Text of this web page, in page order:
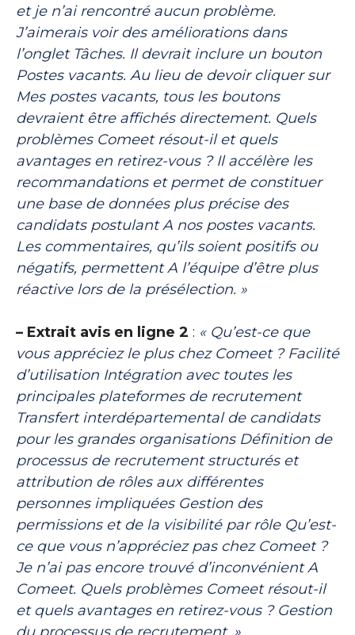
et je n’ai rencontré aucun problème.
J’aimerais voir des améliorations dans
l’onglet Tâches. Il devrait inclure un bouton
Postes vacants. Au lieu de devoir cliquer sur
Mes postes vacants, tous les boutons
devraient être affichés directement. Quels
problèmes Comeet résout-il et quels
avantages en retirez-vous ? Il accélère les
recommandations et permet de constituer
une base de données plus précise des
candidats postulant A nos postes vacants.
Les commentaires, qu’ils soient positifs ou
négatifs, permettent A l’équipe d’être plus
réactive lors de la présélection. »
– Extrait avis en ligne 2 : « Qu’est-ce que
vous appréciez le plus chez Comeet ? Facilité
d’utilisation Intégration avec toutes les
principales plateformes de recrutement
Transfert interdépartemental de candidats
pour les grandes organisations Définition de
processus de recrutement structurés et
attribution de rôles aux différentes
personnes impliquées Gestion des
permissions et de la visibilité par rôle Qu’est-
ce que vous n’appréciez pas chez Comeet ?
Je n’ai pas encore trouvé d’inconvénient A
Comeet. Quels problèmes Comeet résout-il
et quels avantages en retirez-vous ? Gestion